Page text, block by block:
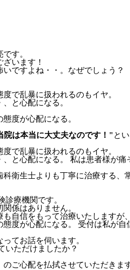
す。
います！
ですよね・・。なぜでしょう？
で乱暴に扱われるのもイヤ。
と心配になる。
度が心配になる。
院は本当に大丈夫なのです！" と
で乱暴に扱われるのもイヤ。
と心配になる。
私は患者様が痛
衛生士よりも丁寧に治療する、
診療機関です。
係はありません。
自信をもって治療いたしますが、
度が心配になる。
受付は私が自
てお話を伺います。
いただけましたか？
ご心配を払拭させていただきま